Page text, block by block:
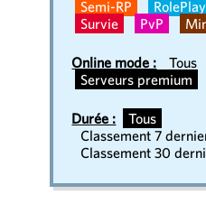
Semi-RP
RolePlay
Survie
PvP
Online mode :
Tous
Serveurs premium
Durée :
Tous
Classement 7
Classement 30